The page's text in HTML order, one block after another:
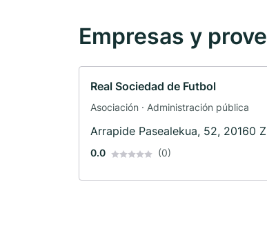
Empresas y
Real Sociedad de Futbol
Asociación · Administración pública
Arrapide Pasealekua, 52, 20160
0.0 (0)